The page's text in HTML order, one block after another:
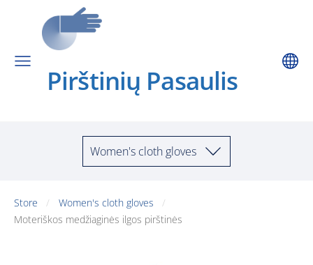
Pirštinių Pasaulis
Women's cloth gloves
Store
Women's cloth gloves
Moteriškos medžiaginės ilgos pirštinės